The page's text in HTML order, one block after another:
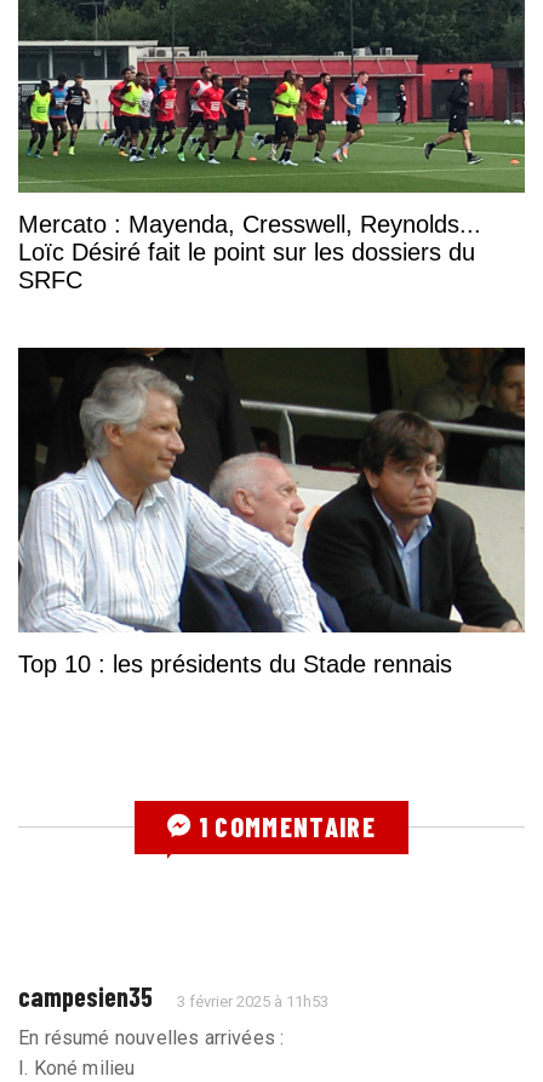
Mercato : Mayenda, Cresswell, Reynolds...
Loïc Désiré fait le point sur les dossiers du
SRFC
Top 10 : les présidents du Stade rennais
1 COMMENTAIRE
campesien35 3 février 2025 à 11h53
En résumé nouvelles arrivées :
I. Koné milieu